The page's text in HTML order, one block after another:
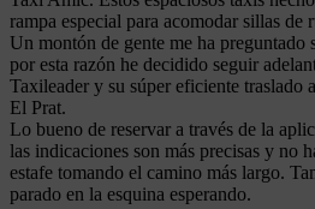
rampa especial para acomodar sillas de
Un montón de gente me ha preguntado
por esta razón he decidido seguir
Taxileader y su súper eficiente traslado
El Prat.
Lo bueno de reservar a través de la
las indicaciones son más precisas y no
estafe tomando el camino más largo.
parado en la esquina esperando.